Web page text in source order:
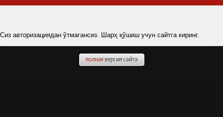
Сиз авторизациядан ўтмагансиз. Шарҳ қўшиш учун сайтга киринг.